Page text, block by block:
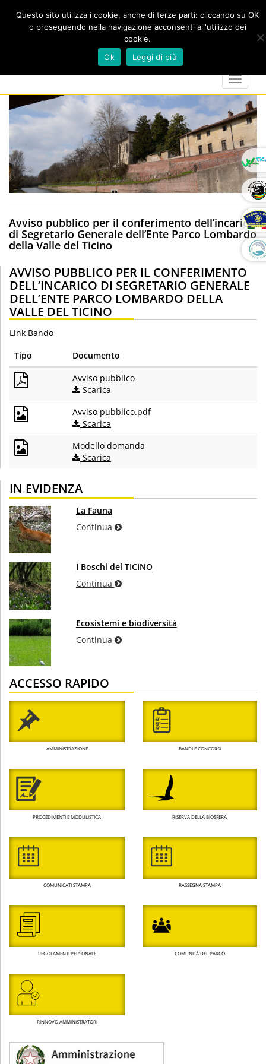
marker
calendar
Toggle
Avviso pubblico per il conferimento dell’incarico
di Segretario Generale dell’Ente Parco Lombardo
della Valle del Ticino
AVVISO PUBBLICO PER IL CONFERIMENTO
DELL’INCARICO DI SEGRETARIO GENERALE
DELL’ENTE PARCO LOMBARDO DELLA
VALLE DEL TICINO
Link Bando
Tipo
Documento
Avviso pubblico
Scarica
Avviso pubblico.pdf
Scarica
Modello domanda
Scarica
IN EVIDENZA
La Fauna
Continua
I Boschi del TICINO
Continua
Ecosistemi e biodiversità
Continua
ACCESSO RAPIDO
AMMINISTRAZIONE BANDI E CONCORSI
PROCEDIMENTI E MODULISTICA RISERVA DELLA BIOSFERA
COMUNICATI STAMPA RASSEGNA STAMPA
REGOLAMENTI PERSONALE COMUNITÀ DEL PARCO
RINNOVO AMMINISTRATORI
Questo sito utilizza i cookie, anche di terze parti: cliccando su OK
o proseguendo nella navigazione acconsenti all'utilizzo dei
cookie.
Ok
Leggi di più